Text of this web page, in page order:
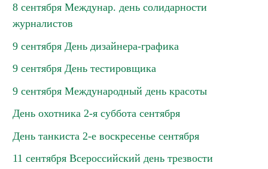
8 сентября Междунар. день солидарности
журналистов
9 сентября День дизайнера-графика
9 сентября День тестировщика
9 сентября Международный день красоты
День охотника 2-я суббота сентября
День танкиста 2-е воскресенье сентября
11 сентября Всероссийский день трезвости